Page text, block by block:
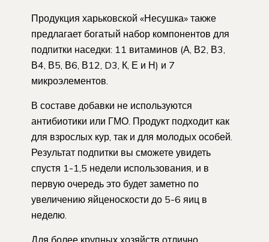
Продукция харьковской «Несушка» также
предлагает богатый набор компонентов для
подпитки наседки: 11 витаминов (А, В2, В3,
В4, В5, В6, В12, D3, К, Е и Н) и 7
микроэлементов.
В составе добавки не используются
антибиотики или ГМО. Продукт подходит как
для взрослых кур, так и для молодых особей.
Результат подпитки вы сможете увидеть
спустя 1-1,5 недели использования, и в
первую очередь это будет заметно по
увеличению яйценоскости до 5-6 яиц в
неделю.
Для более крупных хозяйств отлично